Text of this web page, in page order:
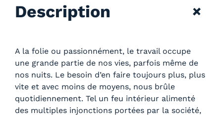
t
i
d
e
2
0
1
Description +
A la folie ou passionnément, le travail occupe
une grande partie de nos vies, parfois même de
nos nuits. Le besoin d’en faire toujours plus, plus
vite et avec moins de moyens, nous brûle
quotidiennement. Tel un feu intérieur alimenté
des multiples injonctions portées par la société,